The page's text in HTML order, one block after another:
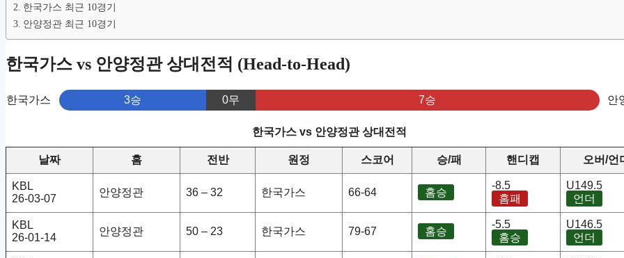
한국가스 최근 10경기
안양정관 최근 10경기
한국가스 vs 안양정관 상대전적 (Head-to-Head)
한국가스 3승 0무 7승 안
한국가스 vs 안양정관 상대전적
날짜 홈 전반 원정 스코어 승/패 핸디캡 오버/언
KBL
26-03-07
안양정관 36 – 32 한국가스 66-64 홈승
-8.5
홈패
U149.5
언더
KBL
26-01-14
안양정관 50 – 23 한국가스 79-67 홈승
-5.5
홈승
U146.5
언더